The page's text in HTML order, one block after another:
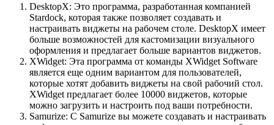
DesktopX: Это программа, разработанная компанией
Stardock, которая также позволяет создавать и
настраивать виджеты на рабочем столе. DesktopX имеет
больше возможностей для кастомизации визуального
оформления и предлагает больше вариантов виджетов.
XWidget: Эта программа от команды XWidget Software
является еще одним вариантом для пользователей,
которые хотят добавить виджеты на свой рабочий стол.
XWidget предлагает более 10000 виджетов, которые
можно загрузить и настроить под ваши потребности.
Samurize: С Samurize вы можете создавать и настраивать